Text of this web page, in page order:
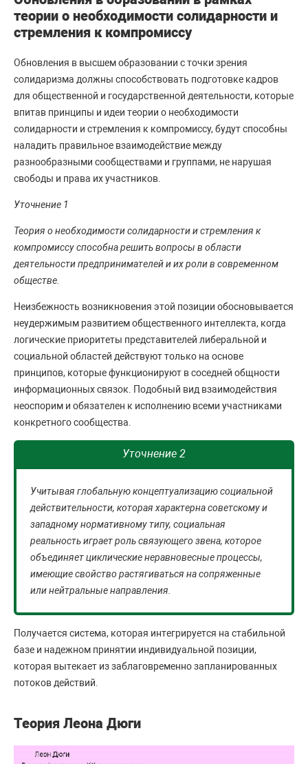
теории о необходимости солидарности и
стремления к компромиссу
Обновления в высшем образовании с точки зрения
солидаризма должны способствовать подготовке кадров
для общественной и государственной деятельности, которые
впитав принципы и идеи теории о необходимости
солидарности и стремления к компромиссу, будут способны
наладить правильное взаимодействие между
разнообразными сообществами и группами, не нарушая
свободы и права их участников.
Уточнение 1
Теория о необходимости солидарности и стремления к
компромиссу способна решить вопросы в области
деятельности предпринимателей и их роли в современном
обществе.
Неизбежность возникновения этой позиции обосновывается
неудержимым развитием общественного интеллекта, когда
логические приоритеты представителей либеральной и
социальной областей действуют только на основе
принципов, которые функционируют в соседней общности
информационных связок. Подобный вид взаимодействия
неоспорим и обязателен к исполнению всеми участниками
конкретного сообщества.
Уточнение 2
Учитывая глобальную концептуализацию социальной
действительности, которая характерна советскому и
западному нормативному типу, социальная
реальность играет роль связующего звена, которое
объединяет циклические неравновесные процессы,
имеющие свойство растягиваться на сопряженные
или нейтральные направления.
Получается система, которая интегрируется на стабильной
базе и надежном принятии индивидуальной позиции,
которая вытекает из заблаговременно запланированных
потоков действий.
Теория Леона Дюги